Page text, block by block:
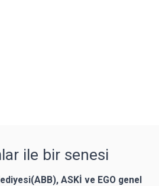
ile bir senesi
ASKİ ve EGO genel